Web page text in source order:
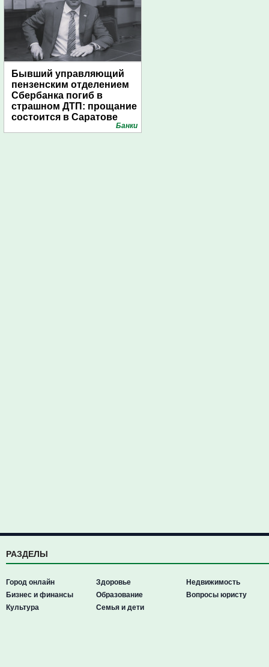
Бывший управляющий
пензенским отделением
Сбербанка погиб в
страшном ДТП: прощание
состоится в Саратове
Банки
РАЗДЕЛЫ
Город онлайн
Бизнес и финансы
Культура
Здоровье
Образование
Семья и дети
Недвижимость
Вопросы юристу